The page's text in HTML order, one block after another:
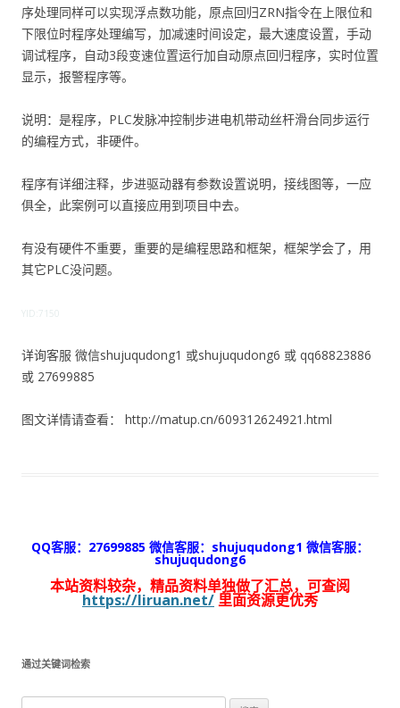
序处理同样可以实现浮点数功能，原点回归ZRN指令在上限位和
下限位时程序处理编写，加减速时间设定，最大速度设置，手动
调试程序，自动3段变速位置运行加自动原点回归程序，实时位置
显示，报警程序等。
说明：是程序，PLC发脉冲控制步进电机带动丝杆滑台同步运行
的编程方式，非硬件。
程序有详细注释，步进驱动器有参数设置说明，接线图等，一应
俱全，此案例可以直接应用到项目中去。
有没有硬件不重要，重要的是编程思路和框架，框架学会了，用
其它PLC没问题。
YID:7150
详询客服 微信shujuqudong1 或shujuqudong6 或 qq68823886
或 27699885
图文详情请查看： http://matup.cn/609312624921.html
QQ客服：27699885 微信客服：shujuqudong1 微信客服：
shujuqudong6
本站资料较杂，精品资料单独做了汇总，可查阅
https://liruan.net/ 里面资源更优秀
通过关键词检索